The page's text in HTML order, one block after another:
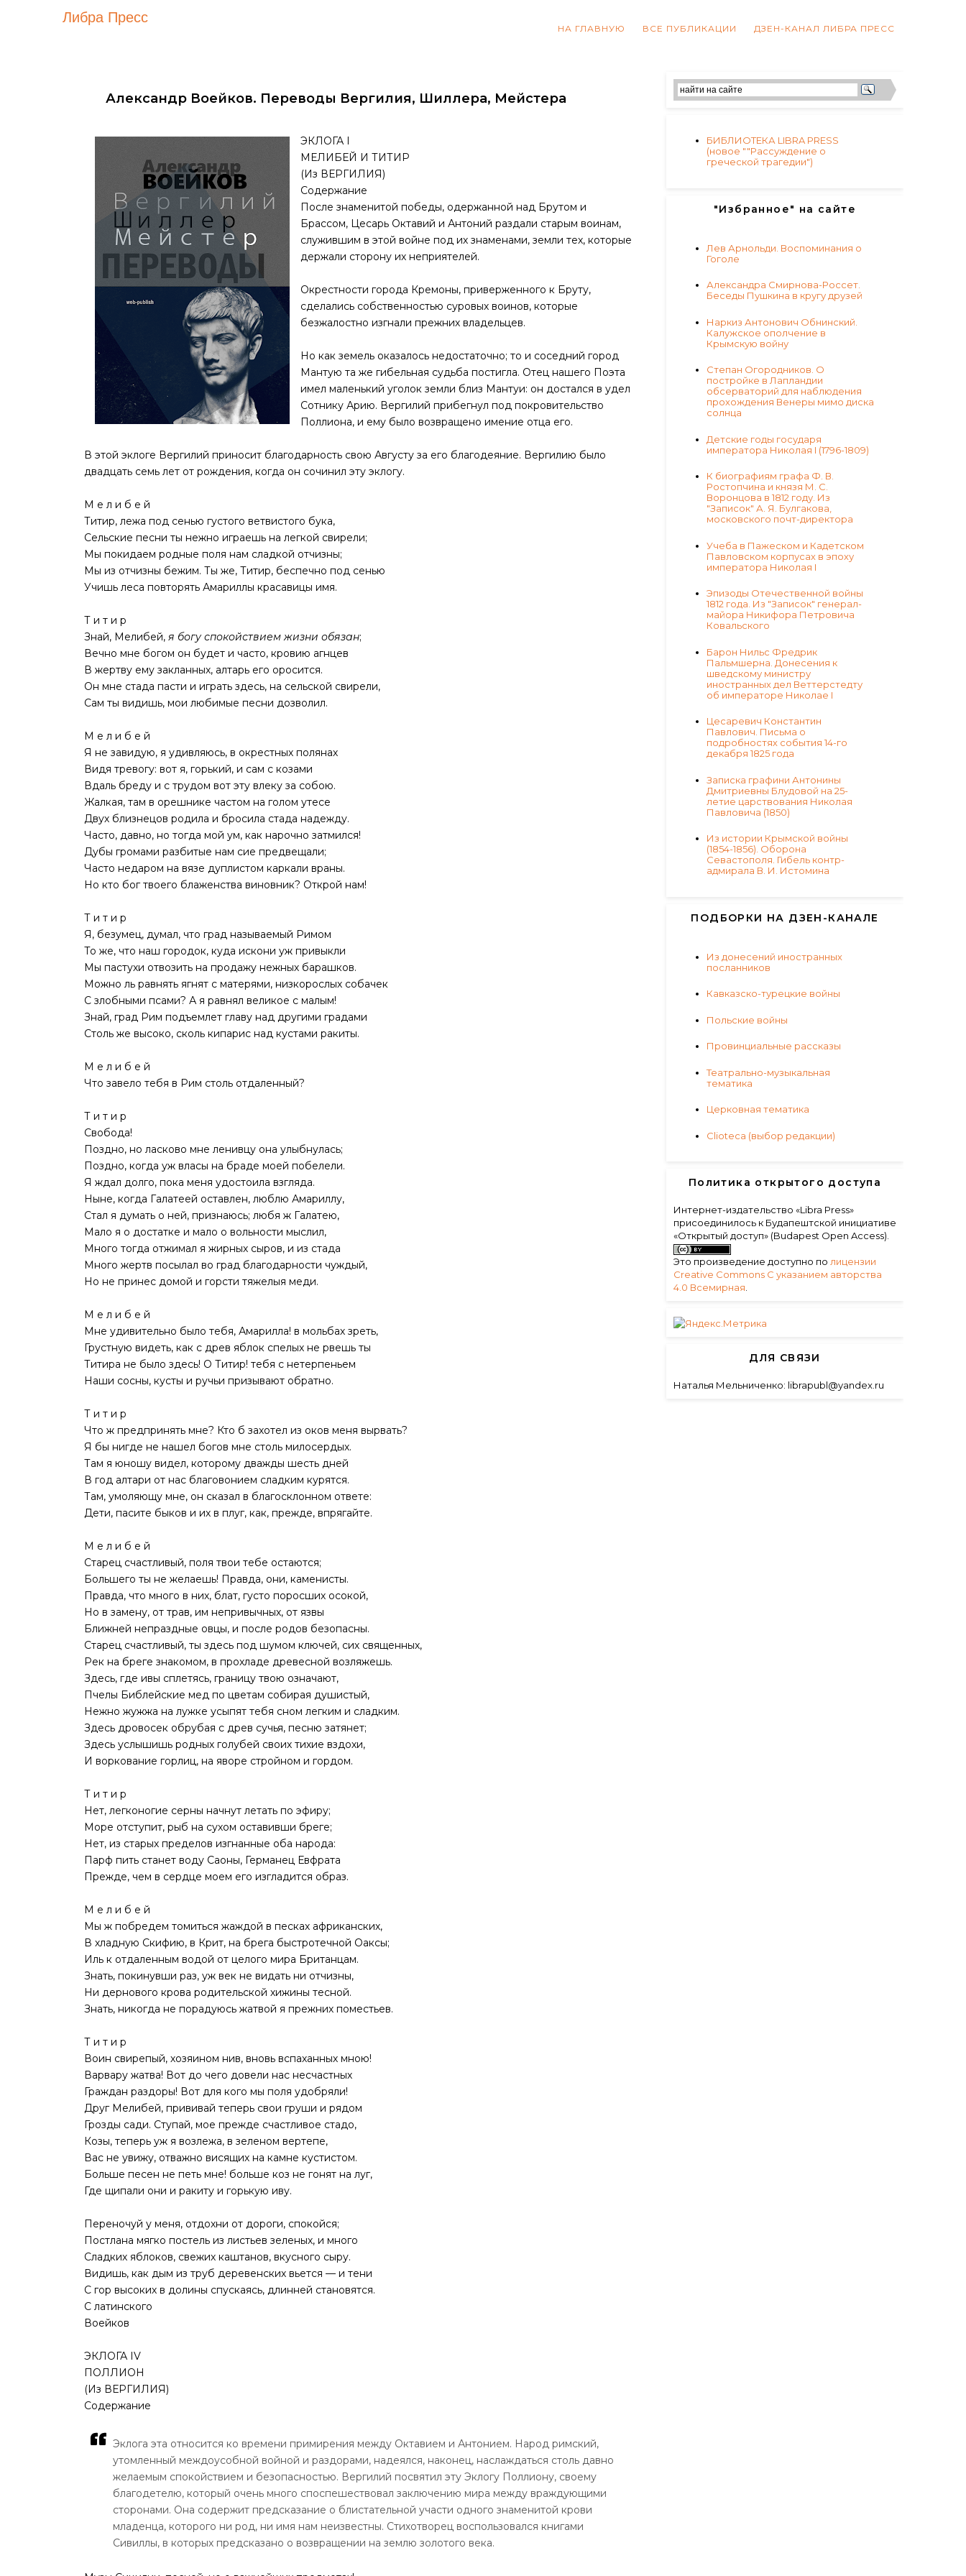
Либра Пресс
НА ГЛАВНУЮ ВСЕ ПУБЛИКАЦИИ ДЗЕН-КАНАЛ ЛИБРА ПРЕСС
Александр Воейков. Переводы Вергилия, Шиллера, Мейстера
ЭКЛОГА I
МЕЛИБЕЙ И ТИТИР
(Из ВЕРГИЛИЯ)
Содержание
После знаменитой победы, одержанной над Брутом и
Брассом, Цесарь Октавий и Антоний раздали старым воинам,
служившим в этой войне под их знаменами, земли тех, которые
держали сторону их неприятелей.
Окрестности города Кремоны, приверженного к Бруту,
сделались собственностью суровых воинов, которые
безжалостно изгнали прежних владельцев.
Но как земель оказалось недостаточно; то и соседний город
Мантую та же гибельная судьба постигла. Отец нашего Поэта
имел маленький уголок земли близ Мантуи: он достался в удел
Сотнику Арию. Вергилий прибегнул под покровительство
Поллиона, и ему было возвращено имение отца его.
В этой эклоге Вергилий приносит благодарность свою Августу за его благодеяние. Вергилию было
двадцать семь лет от рождения, когда он сочинил эту эклогу.
M e л и б е й
Титир, лежа под сенью густого ветвистого бука,
Сельские песни ты нежно играешь на легкой свирели;
Мы покидаем родные поля нам сладкой отчизны;
Мы из отчизны бежим. Ты же, Титир, беспечно под сенью
Учишь леса повторять Амариллы красавицы имя.
Т и т и р
Знай, Мелибей, я богу спокойствием жизни обязан;
Вечно мне богом он будет и часто, кровию агнцев
В жертву ему закланных, алтарь его оросится.
Он мне стада пасти и играть здесь, на сельской свирели,
Сам ты видишь, мои любимые песни дозволил.
М е л и б е й
Я не завидую, я удивляюсь, в окрестных полянах
Видя тревогу: вот я, горький, и сам с козами
Вдаль бреду и с трудом вот эту влеку за собою.
Жалкая, там в орешнике частом на голом утесе
Двух близнецов родила и бросила стада надежду.
Часто, давно, но тогда мой ум, как нарочно затмился!
Дубы громами разбитые нам сие предвещали;
Часто недаром на вязе дуплистом каркали враны.
Но кто бог твоего блаженства виновник? Открой нам!
Т и т и р
Я, безумец, думал, что град называемый Римом
То же, что наш городок, куда искони уж привыкли
Мы пастухи отвозить на продажу нежных барашков.
Можно ль равнять ягнят с матерями, низкорослых собачек
С злобными псами? А я равнял великое с малым!
Знай, град Рим подъемлет главу над другими градами
Столь же высоко, сколь кипарис над кустами ракиты.
М е л и б е й
Что завело тебя в Рим столь отдаленный?
Т и т и р
Свобода!
Поздно, но ласково мне ленивцу она улыбнулась;
Поздно, когда уж власы на браде моей побелели.
Я ждал долго, пока меня удостоила взгляда.
Ныне, когда Галатеей оставлен, люблю Амариллу,
Стал я думать о ней, признаюсь; любя ж Галатею,
Мало я о достатке и мало о вольности мыслил,
Много тогда отжимал я жирных сыров, и из стада
Много жертв посылал во град благодарности чуждый,
Но не принес домой и горсти тяжелыя меди.
М е л и б е й
Мне удивительно было тебя, Амарилла! в мольбах зреть,
Грустную видеть, как с древ яблок спелых не рвешь ты
Титира не было здесь! О Титир! тебя с нетерпеньем
Наши сосны, кусты и ручьи призывают обратно.
Т и т и р
Что ж предпринять мне? Кто б захотел из оков меня вырвать?
Я бы нигде не нашел богов мне столь милосердых.
Там я юношу видел, которому дважды шесть дней
В год алтари от нас благовонием сладким курятся.
Там, умоляющу мне, он сказал в благосклонном ответе:
Дети, пасите быков и их в плуг, как, прежде, впрягайте.
М е л и б е й
Старец счастливый, поля твои тебе остаются;
Большего ты не желаешь! Правда, они, каменисты.
Правда, что много в них, блат, густо поросших осокой,
Но в замену, от трав, им непривычных, от язвы
Ближней непраздные овцы, и после родов безопасны.
Старец счастливый, ты здесь под шумом ключей, сих священных,
Рек на бреге знакомом, в прохладе древесной возляжешь.
Здесь, где ивы сплетясь, границу твою означают,
Пчелы Библейские мед по цветам собирая душистый,
Нежно жужжа на лужке усыпят тебя сном легким и сладким.
Здесь дровосек обрубая с древ сучья, песню затянет;
Здесь услышишь родных голубей своих тихие вздохи,
И воркование горлиц, на яворе стройном и гордом.
Т и т и р
Нет, легконогие серны начнут летать по эфиру;
Море отступит, рыб на сухом оставивши бреге;
Нет, из старых пределов изгнанные оба народа:
Парф пить станет воду Саоны, Германец Евфрата
Прежде, чем в сердце моем его изгладится образ.
М е л и б е й
Мы ж побредем томиться жаждой в песках африканских,
В хладную Скифию, в Крит, на брега быстротечной Оаксы;
Иль к отдаленным водой от целого мира Британцам.
Знать, покинувши раз, уж век не видать ни отчизны,
Ни дернового крова родительской хижины тесной.
Знать, никогда не порадуюсь жатвой я прежних поместьев.
Т и т и р
Воин свирепый, хозяином нив, вновь вспаханных мною!
Варвару жатва! Вот до чего довели нас несчастных
Граждан раздоры! Вот для кого мы поля удобряли!
Друг Мелибей, прививай теперь свои груши и рядом
Грозды сади. Ступай, мое прежде счастливое стадо,
Козы, теперь уж я возлежа, в зеленом вертепе,
Вас не увижу, отважно висящих на камне кустистом.
Больше песен не петь мне! больше коз не гонят на луг,
Где щипали они и ракиту и горькую иву.
Переночуй у меня, отдохни от дороги, спокойся;
Постлана мягко постель из листьев зеленых, и много
Сладких яблоков, свежих каштанов, вкусного сыру.
Видишь, как дым из труб деревенских вьется — и тени
С гор высоких в долины спускаясь, длинней становятся.
С латинского
Воейков
ЭКЛОГА IV
ПОЛЛИОН
(Из ВЕРГИЛИЯ)
Содержание
Эклога эта относится ко времени примирения между Октавием и Антонием. Народ римский,
утомленный междоусобной войной и раздорами, надеялся, наконец, наслаждаться столь давно
желаемым спокойствием и безопасностью. Вергилий посвятил эту Эклогу Поллиону, своему
благодетелю, который очень много споспешествовал заключению мира между враждующими
сторонами. Она содержит предсказание о блистательной участи одного знаменитой крови
младенца, которого ни род, ни имя нам неизвестны. Стихотворец воспользовался книгами
Сивиллы, в которых предсказано о возвращении на землю золотого века.
БИБЛИОТЕКА LIBRA PRESS
(новое ""Рассуждение о
греческой трагедии")
"Избранное" на сайте
Лев Арнольди. Воспоминания о
Гоголе
Александра Смирнова-Россет.
Беседы Пушкина в кругу друзей
Наркиз Антонович Обнинский.
Калужское ополчение в
Крымскую войну
Степан Огородников. О
постройке в Лапландии
обсерваторий для наблюдения
прохождения Венеры мимо диска
солнца
Детские годы государя
императора Николая I (1796-1809)
К биографиям графа Ф. В.
Ростопчина и князя М. С.
Воронцова в 1812 году. Из
"Записок" А. Я. Булгакова,
московского почт-директора
Учеба в Пажеском и Кадетском
Павловском корпусах в эпоху
императора Николая I
Эпизоды Отечественной войны
1812 года. Из "Записок" генерал-
майора Никифора Петровича
Ковальского
Барон Нильс Фредрик
Пальмшерна. Донесения к
шведскому министру
иностранных дел Веттерстедту
об императоре Николае I
Цесаревич Константин
Павлович. Письма о
подробностях события 14-го
декабря 1825 года
Записка графини Антонины
Дмитриевны Блудовой на 25-
летие царствования Николая
Павловича (1850)
Из истории Крымской войны
(1854-1856). Оборона
Севастополя. Гибель контр-
адмирала В. И. Истомина
ПОДБОРКИ НА ДЗЕН-КАНАЛЕ
Из донесений иностранных
посланников
Кавказско-турецкие войны
Польские войны
Провинциальные рассказы
Театрально-музыкальная
тематика
Церковная тематика
Clioteca (выбор редакции)
Политика открытого доступа
Интернет-издательство «Libra Press»
присоединилось к Будапештской инициативе
«Открытый доступ» (Budapest Open Access).
Это произведение доступно по лицензии
Creative Commons С указанием авторства
4.0 Всемирная
ДЛЯ СВЯЗИ
Наталья Мельниченко: librapubl@yandex.ru